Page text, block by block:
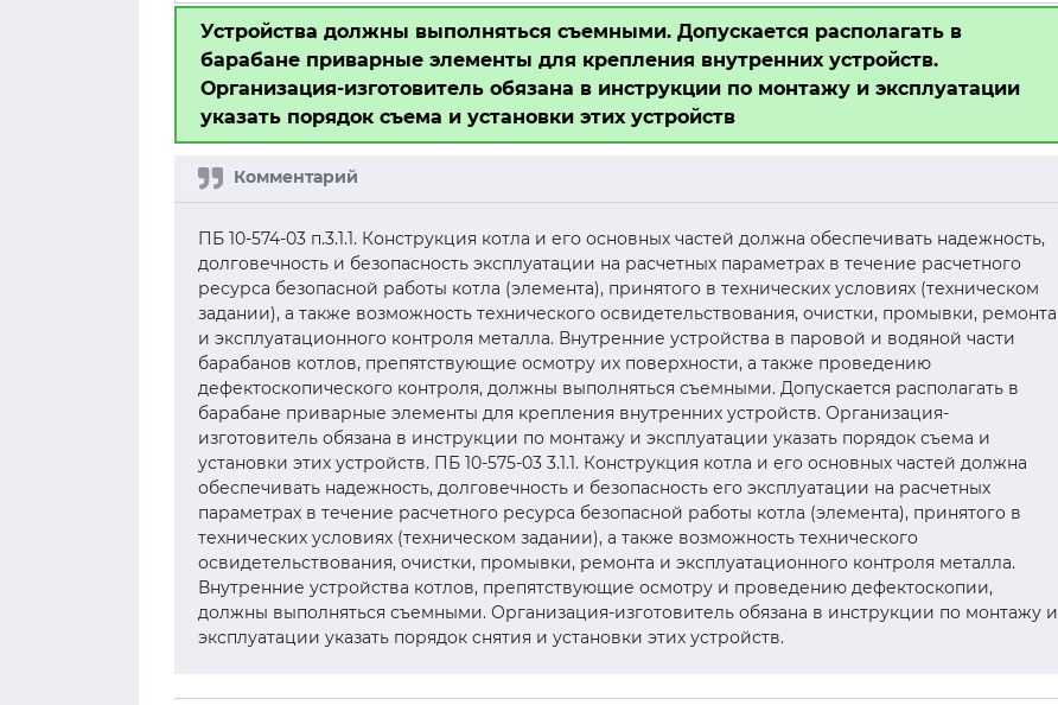
Устройства должны выполняться съемными. Допускается располагать в
барабане приварные элементы для крепления внутренних устройств.
Организация-изготовитель обязана в инструкции по монтажу и эксплуатации
указать порядок съема и установки этих устройств
ПБ 10-574-03 п.3.1.1. Конструкция котла и его основных частей должна обеспечивать надежность,
долговечность и безопасность эксплуатации на расчетных параметрах в течение расчетного
ресурса безопасной работы котла (элемента), принятого в технических условиях (техническом
задании), а также возможность технического освидетельствования, очистки, промывки, ремонта
и эксплуатационного контроля металла. Внутренние устройства в паровой и водяной части
барабанов котлов, препятствующие осмотру их поверхности, а также проведению
дефектоскопического контроля, должны выполняться съемными. Допускается располагать в
барабане приварные элементы для крепления внутренних устройств. Организация-
изготовитель обязана в инструкции по монтажу и эксплуатации указать порядок съема и
установки этих устройств. ПБ 10-575-03 3.1.1. Конструкция котла и его основных частей должна
обеспечивать надежность, долговечность и безопасность его эксплуатации на расчетных
параметрах в течение расчетного ресурса безопасной работы котла (элемента), принятого в
технических условиях (техническом задании), а также возможность технического
освидетельствования, очистки, промывки, ремонта и эксплуатационного контроля металла.
Внутренние устройства котлов, препятствующие осмотру и проведению дефектоскопии,
должны выполняться съемными. Организация-изготовитель обязана в инструкции по монтажу и
эксплуатации указать порядок снятия и установки этих устройств.